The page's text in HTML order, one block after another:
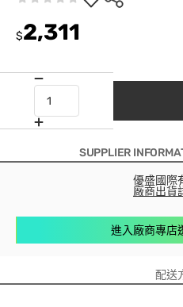
$2,311
SUPPLIER
優盛國際
廠商出貨
進入廠商專店
配送